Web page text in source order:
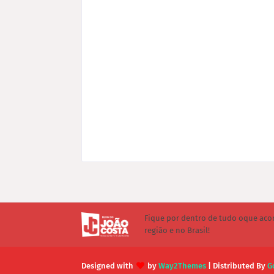
Fique por dentro de tudo oque
região e no Brasil!
Designed with by Way2Themes | Distributed By